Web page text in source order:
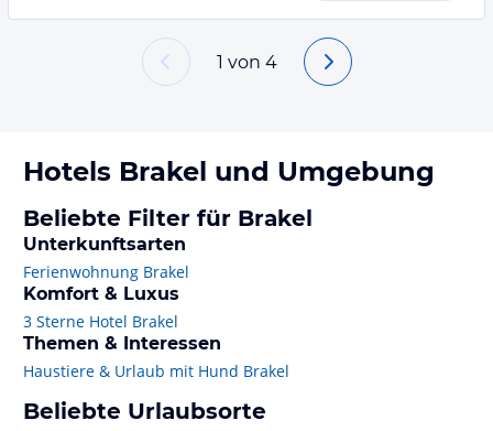
1 von 4
Hotels Brakel und Umgebung
Beliebte Filter für Brakel
Unterkunftsarten
Ferienwohnung Brakel
Komfort & Luxus
3 Sterne Hotel Brakel
Themen & Interessen
Haustiere & Urlaub mit Hund Brakel
Beliebte Urlaubsorte